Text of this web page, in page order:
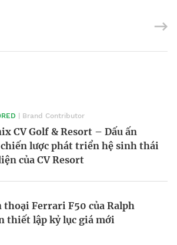
| Brand Contributor
CV Golf & Resort – Dấu ấn
lược phát triển hệ sinh thái
của CV Resort
thoại Ferrari F50 của Ralph
thiết lập kỷ lục giá mới
Supersport 2025: Siêu xe hiện
dáng vẻ hoài cổ
chờ thương gia SASCO – Trải
quốc tế, kết tinh bản sắc
và nghệ thuật cân bằng trong